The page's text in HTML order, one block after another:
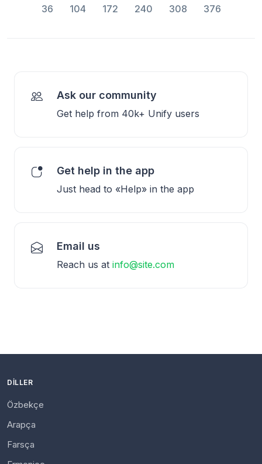
36 104 172 240 308 376
Ask our community
Get help from 40k+ Unify users
Get help in the app
Just head to «Help» in the app
Email us
Reach us at info@site.com
DILLER
Özbekçe
Arapça
Farsça